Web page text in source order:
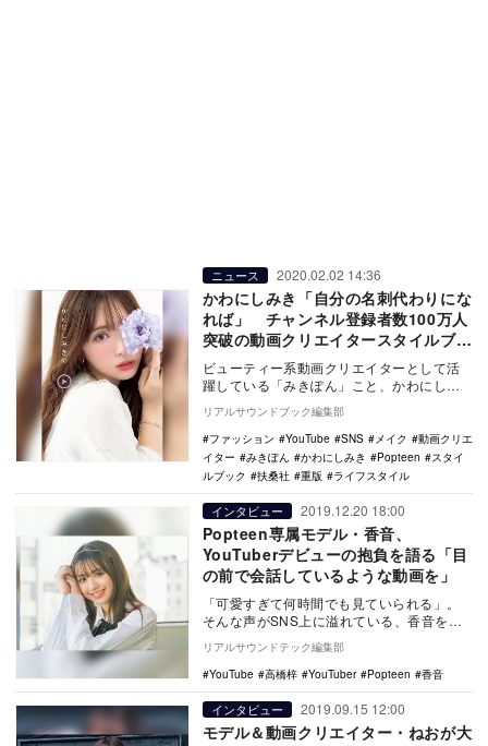
ニュース 2020.02.02 14:36
かわにしみき「自分の名刺代わりにな
れば」 チャンネル登録者数100万人
突破の動画クリエイタースタイルブッ
ク
ビューティー系動画クリエイターとして活
躍している「みきぽん」こと、かわにしみ
きのスタイルブック『かわにしみきの…』
が、1月31日…
リアルサウンドブック編集部
ファッション
YouTube SNS メイク
動画クリエ
イター
みきぽん かわにしみき Popteen
スタイ
ルブック
扶桑社 重版 ライフスタイル
インタビュー 2019.12.20 18:00
Popteen専属モデル・香音、
YouTuberデビューの抱負を語る「目
の前で会話しているような動画を」
「可愛すぎて何時間でも見ていられる」。
そんな声がSNS上に溢れている、香音をご
存知だろうか。ファッション誌『ニコ☆プ
チ』、『ニコ…
リアルサウンドテック編集部
YouTube
高橋梓 YouTuber Popteen 香音
インタビュー 2019.09.15 12:00
モデル＆動画クリエイター・ねおが大